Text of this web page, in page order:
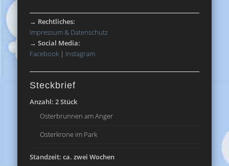
→ Rechtliches:
Impressum & Datenschutz
→Social Media:
Facebook | Instagram
Steckbrief
Anzahl: 2 Stück
Osterbrunnen am Anger
Osterkrone im Park
Standzeit: ca. zwei Wochen